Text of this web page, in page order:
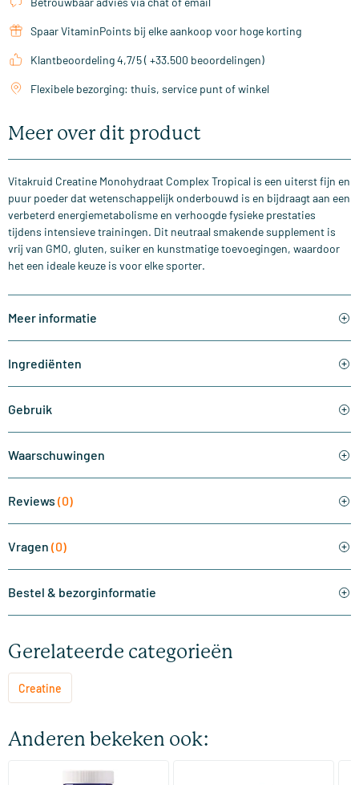
Spaar VitaminPoints bij elke aankoop voor hoge korting
Klantbeoordeling 4,7/5 ( +33.500 beoordelingen)
Flexibele bezorging: thuis, service punt of winkel
Meer over dit product
Vitakruid Creatine Monohydraat Complex Tropical is een uiterst fijn en
puur poeder dat wetenschappelijk onderbouwd is en bijdraagt aan een
verbeterd energiemetabolisme en verhoogde fysieke prestaties
tijdens intensieve trainingen. Dit neutraal smakende supplement is
vrij van GMO, gluten, suiker en kunstmatige toevoegingen, waardoor
het een ideale keuze is voor elke sporter.
Meer informatie
Ingrediënten
Gebruik
Waarschuwingen
Reviews (0)
Vragen (0)
Bestel & bezorginformatie
Gerelateerde categorieën
Creatine
Anderen bekeken ook:
(1)